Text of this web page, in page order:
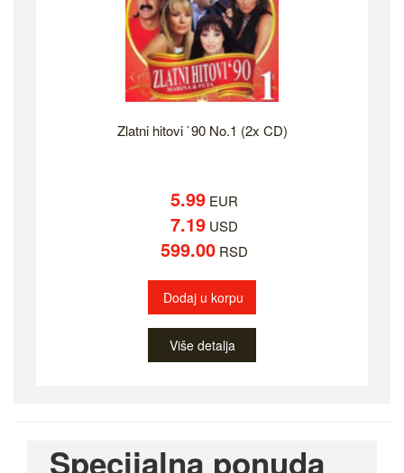
Zlatni hitovi `90 No.1 (2x CD)
5.99 EUR
7.19 USD
599.00 RSD
Dodaj u korpu
Više detalja
Specijalna ponuda